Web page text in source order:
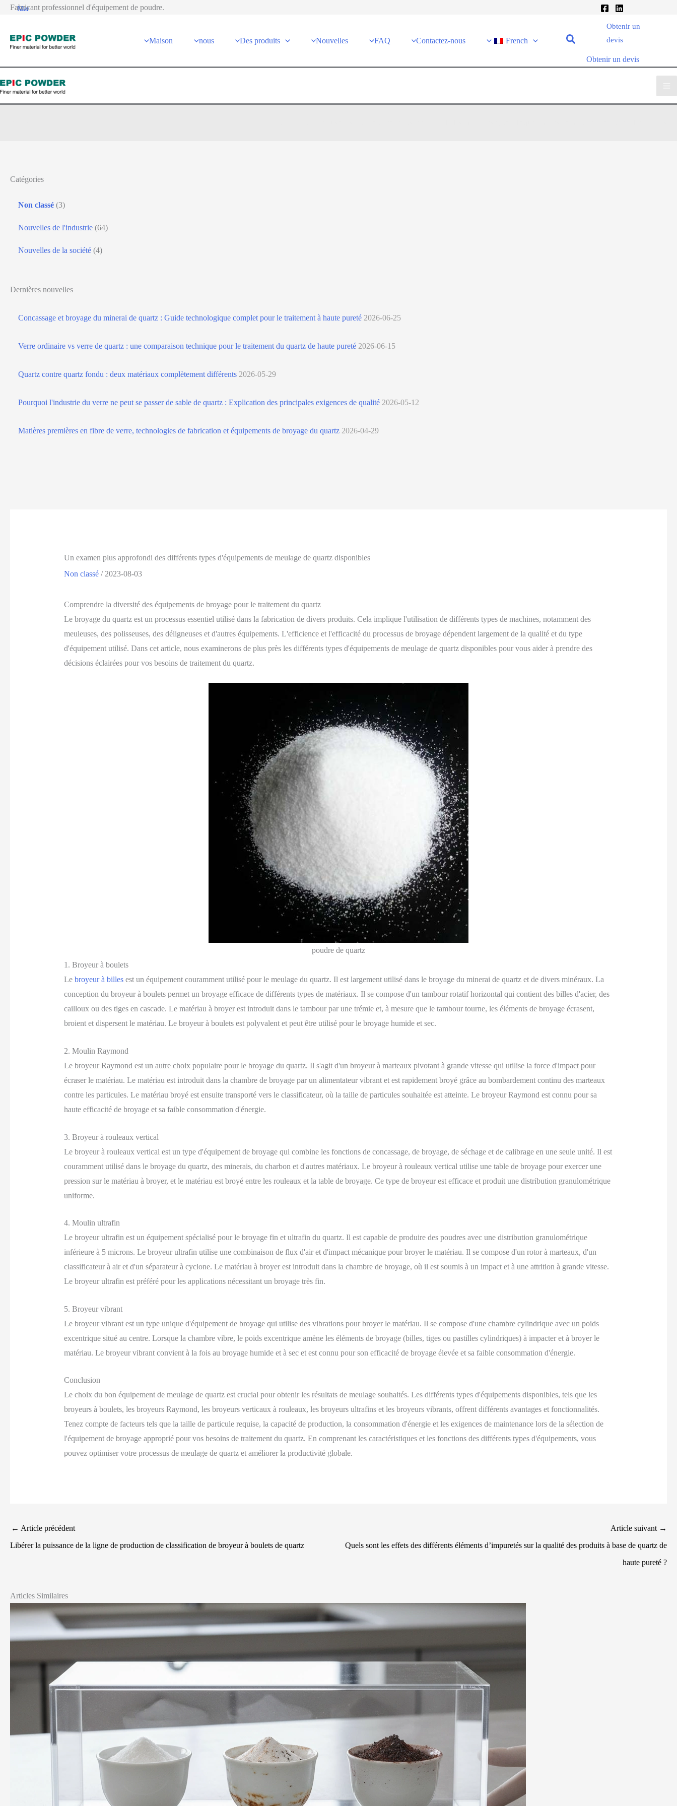
Fabricant professionnel d'équipement de poudre.
Maison nous Des produits Nouvelles FAQ Contactez-nous French
Obtenir un
devis
Obtenir un devis
Catégories
Non classé (3)
Nouvelles de l'industrie (64)
Nouvelles de la société (4)
Dernières nouvelles
Concassage et broyage du minerai de quartz : Guide technologique complet pour le traitement à haute pureté 2026-06-25
Verre ordinaire vs verre de quartz : une comparaison technique pour le traitement du quartz de haute pureté 2026-06-15
Quartz contre quartz fondu : deux matériaux complètement différents 2026-05-29
Pourquoi l'industrie du verre ne peut se passer de sable de quartz : Explication des principales exigences de qualité 2026-05-12
Matières premières en fibre de verre, technologies de fabrication et équipements de broyage du quartz 2026-04-29
Un examen plus approfondi des différents types d'équipements de meulage de quartz disponibles
Non classé/ 2023-08-03
Comprendre la diversité des équipements de broyage pour le traitement du quartz
Le broyage du quartz est un processus essentiel utilisé dans la fabrication de divers produits. Cela implique l'utilisation de différents types de machines, notamment des
meuleuses, des polisseuses, des déligneuses et d'autres équipements. L'efficience et l'efficacité du processus de broyage dépendent largement de la qualité et du type
d'équipement utilisé. Dans cet article, nous examinerons de plus près les différents types d'équipements de meulage de quartz disponibles pour vous aider à prendre des
décisions éclairées pour vos besoins de traitement du quartz.
poudre de quartz
1. Broyeur à boulets
Le broyeur à billesest un équipement couramment utilisé pour le meulage du quartz. Il est largement utilisé dans le broyage du minerai de quartz et de divers minéraux. La
conception du broyeur à boulets permet un broyage efficace de différents types de matériaux. Il se compose d'un tambour rotatif horizontal qui contient des billes d'acier, des
cailloux ou des tiges en cascade. Le matériau à broyer est introduit dans le tambour par une trémie et, à mesure que le tambour tourne, les éléments de broyage écrasent,
broient et dispersent le matériau. Le broyeur à boulets est polyvalent et peut être utilisé pour le broyage humide et sec.
2. Moulin Raymond
Le broyeur Raymond est un autre choix populaire pour le broyage du quartz. Il s'agit d'un broyeur à marteaux pivotant à grande vitesse qui utilise la force d'impact pour
écraser le matériau. Le matériau est introduit dans la chambre de broyage par un alimentateur vibrant et est rapidement broyé grâce au bombardement continu des marteaux
contre les particules. Le matériau broyé est ensuite transporté vers le classificateur, où la taille de particules souhaitée est atteinte. Le broyeur Raymond est connu pour sa
haute efficacité de broyage et sa faible consommation d'énergie.
3. Broyeur à rouleaux vertical
Le broyeur à rouleaux vertical est un type d'équipement de broyage qui combine les fonctions de concassage, de broyage, de séchage et de calibrage en une seule unité. Il est
couramment utilisé dans le broyage du quartz, des minerais, du charbon et d'autres matériaux. Le broyeur à rouleaux vertical utilise une table de broyage pour exercer une
pression sur le matériau à broyer, et le matériau est broyé entre les rouleaux et la table de broyage. Ce type de broyeur est efficace et produit une distribution granulométrique
uniforme.
4. Moulin ultrafin
Le broyeur ultrafin est un équipement spécialisé pour le broyage fin et ultrafin du quartz. Il est capable de produire des poudres avec une distribution granulométrique
inférieure à 5 microns. Le broyeur ultrafin utilise une combinaison de flux d'air et d'impact mécanique pour broyer le matériau. Il se compose d'un rotor à marteaux, d'un
classificateur à air et d'un séparateur à cyclone. Le matériau à broyer est introduit dans la chambre de broyage, où il est soumis à un impact et à une attrition à grande vitesse.
Le broyeur ultrafin est préféré pour les applications nécessitant un broyage très fin.
5. Broyeur vibrant
Le broyeur vibrant est un type unique d'équipement de broyage qui utilise des vibrations pour broyer le matériau. Il se compose d'une chambre cylindrique avec un poids
excentrique situé au centre. Lorsque la chambre vibre, le poids excentrique amène les éléments de broyage (billes, tiges ou pastilles cylindriques) à impacter et à broyer le
matériau. Le broyeur vibrant convient à la fois au broyage humide et à sec et est connu pour son efficacité de broyage élevée et sa faible consommation d'énergie.
Conclusion
Le choix du bon équipement de meulage de quartz est crucial pour obtenir les résultats de meulage souhaités. Les différents types d'équipements disponibles, tels que les
broyeurs à boulets, les broyeurs Raymond, les broyeurs verticaux à rouleaux, les broyeurs ultrafins et les broyeurs vibrants, offrent différents avantages et fonctionnalités.
Tenez compte de facteurs tels que la taille de particule requise, la capacité de production, la consommation d'énergie et les exigences de maintenance lors de la sélection de
l'équipement de broyage approprié pour vos besoins de traitement du quartz. En comprenant les caractéristiques et les fonctions des différents types d'équipements, vous
pouvez optimiser votre processus de meulage de quartz et améliorer la productivité globale.
← Article précédent
Libérer la puissance de la ligne de production de classification de broyeur à boulets de quartz
Article suivant →
Quels sont les effets des différents éléments d’impuretés sur la qualité des produits à base de quartz de
haute pureté ?
Articles Similaires
Nov
2025
Mai
2026